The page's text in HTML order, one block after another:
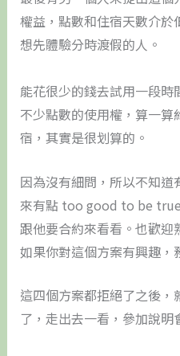
權益，點數和住宿天數介
想先體驗分時渡假的人。
能花很少的錢去試用一段
不少點數的使用權，算一
宿，其實是很划算的。
因為沒有細問，所以不知
來有點 too good to be
跟他要合約來看看。也歡迎
如果你對這個方案有興趣，
這四個方案都拒絕了之後
了，走出去一看，參加說明